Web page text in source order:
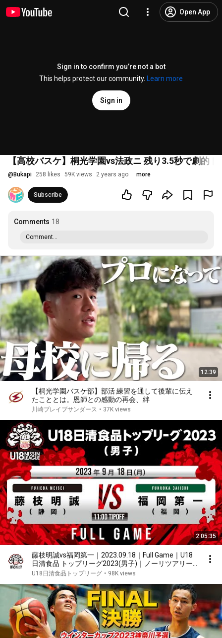
Open App
Sign in to confirm you’re not a bot
This helps protect our community.
Learn more
Sign in
【高校バスケ】桐光学園vs法政ニ 残り3.5秒で劇的
@ Bukapi 258 likes 59K views 2 years ago more
Subscribe
Comments 18
Comment...
12:39
【桐光学園バスケ部】部活 練習を通して後輩に伝え
たこととは。恩師との感動の再会、絆
川崎ブレイブサンダース • 37K views
2:05:35
藤枝明誠vs福岡第一｜2023.09.18｜Full Game｜U18
日清食品 トップリーグ2023(男子)｜ノーリツアリー
ナ和歌山
U18日清食品トップリーグ • 98K views